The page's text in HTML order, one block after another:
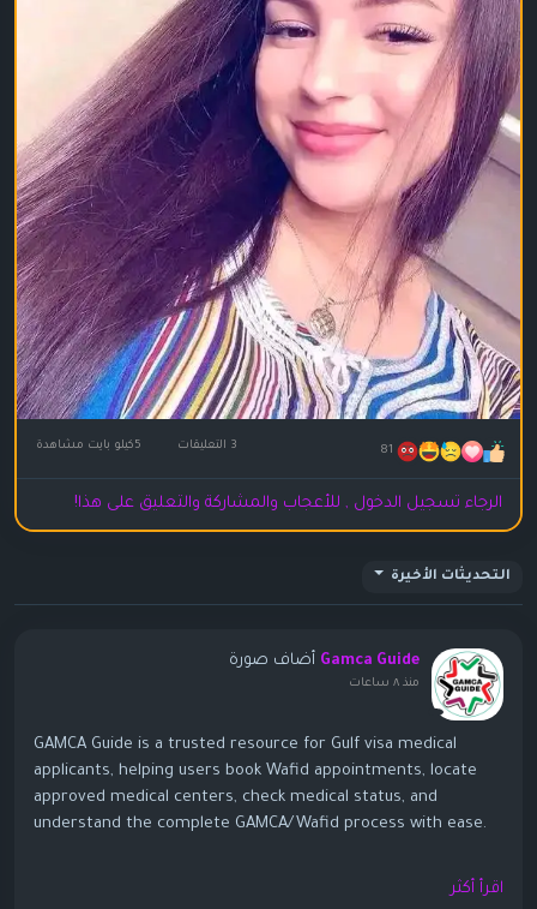
81
الرجاء تسجيل الدخول , للأعجاب والمشاركة والتعليق على هذا!
التحديثات الأخيرة
Gamca Guide أضاف صورة
منذ ٨ ساعات
GAMCA Guide is a trusted resource for Gulf visa medical
applicants, helping users book Wafid appointments, locate
approved medical centers, check medical status, and
understand the complete GAMCA/Wafid process with ease.
اقرأ أكثر